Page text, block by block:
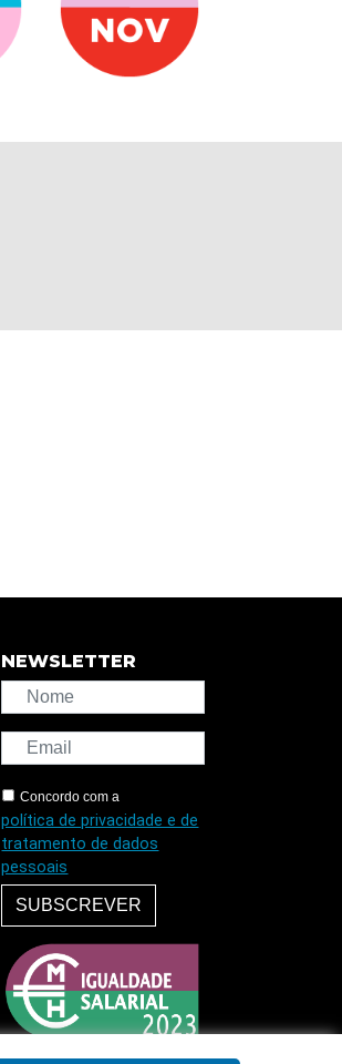
NEWSLETTER
Concordo com a
política de privacidade e de
tratamento de dados
pessoais
SUBSCREVER